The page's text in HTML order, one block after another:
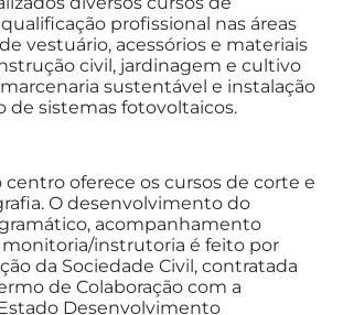
profissional nas áreas
vestuário, acessórios e materiais
civil, jardinagem e cultivo
sustentável e instalação
de sistemas fotovoltaicos.
oferece os cursos de corte e
O desenvolvimento do
acompanhamento
instrutoria é feito por
da Sociedade Civil, contratada
de Colaboração com a
Desenvolvimento